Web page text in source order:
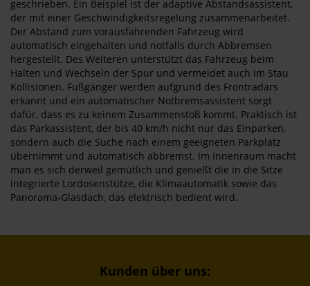
geschrieben. Ein Beispiel ist der adaptive Abstandsassistent,
der mit einer Geschwindigkeitsregelung zusammenarbeitet.
Der Abstand zum vorausfahrenden Fahrzeug wird
automatisch eingehalten und notfalls durch Abbremsen
hergestellt. Des Weiteren unterstützt das Fahrzeug beim
Halten und Wechseln der Spur und vermeidet auch im Stau
Kollisionen. Fußgänger werden aufgrund des Frontradars
erkannt und ein automatischer Notbremsassistent sorgt
dafür, dass es zu keinem Zusammenstoß kommt. Praktisch ist
das Parkassistent, der bis 40 km/h nicht nur das Einparken,
sondern auch die Suche nach einem geeigneten Parkplatz
übernimmt und automatisch abbremst. Im Innenraum macht
man es sich derweil gemütlich und genießt die in die Sitze
integrierte Lordosenstütze, die Klimaautomatik sowie das
Panorama-Glasdach, das elektrisch bedient wird.
Kunden über uns: